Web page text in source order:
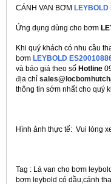
CÁNH VAN BƠM LEYBOLD
Ứng dụng dùng cho bơm
Khi quý khách có nhu cầu
bơm LEYBOLD
và báo giá theo số Hotline
địa chỉ
thông tin sớm nhất cho quý
Hình ảnh thực tế: Vui lòng
Tag : Lá van cho bơm
bơm leybold có dầu,cánh